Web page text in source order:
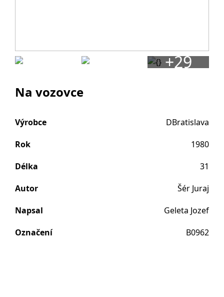
+29
Na vozovce
Výrobce
DBratislava
Rok
1980
Délka
31
Autor
Šér Juraj
Napsal
Geleta Jozef
Označení
B0962